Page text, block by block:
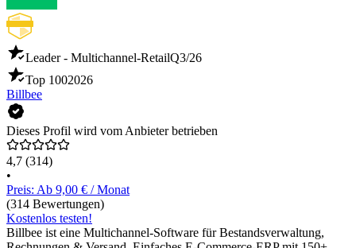
Leader - Multichannel-RetailQ3/26
Top 1002026
Billbee
Dieses Profil wird vom Anbieter betrieben
4,7 (314)
•
Preis: Ab 9,00 € / Monat
(314 Bewertungen)
Kostenlos testen!
Billbee ist eine Multichannel-Software für Bestandsverwaltung,